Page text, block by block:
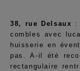
38, rue Delsaux :
combles avec
huisserie en
pas. A-il été
rectangulaire